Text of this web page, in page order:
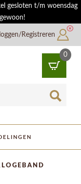
gesloten t/m woensdag
Registreren
0